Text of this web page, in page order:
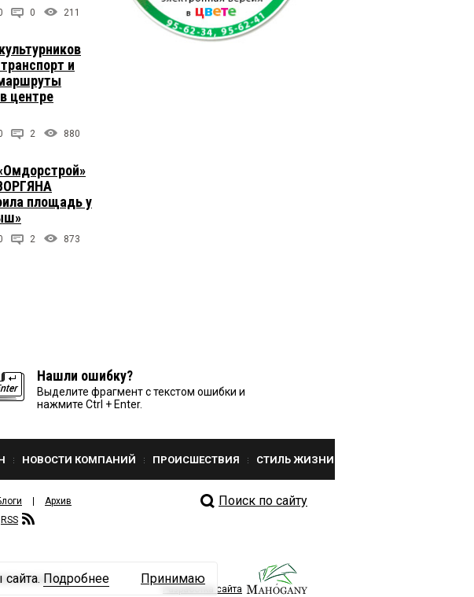
0 211
и
центре
2 880
площадь у
2 873
Нашли ошибку?
Выделите фрагмент с текстом ошибки и
нажмите Ctrl + Enter.
НОВОСТИ КОМПАНИЙ ПРОИСШЕСТВИЯ СТИЛЬ ЖИЗНИ
Архив
RSS
Поиск по сайту
Разработка сайта
Подробнее Принимаю